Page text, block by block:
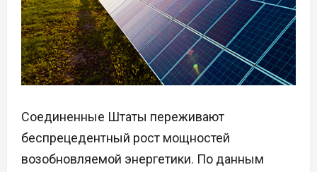
Соединенные Штаты переживают
беспрецедентный рост мощностей
возобновляемой энергетики. По данным